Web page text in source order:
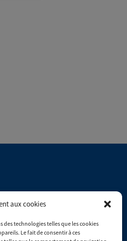
aux cookies
des technologies telles que les cookies
Le fait de consentir à ces
8h00 - 17h30
de ventes